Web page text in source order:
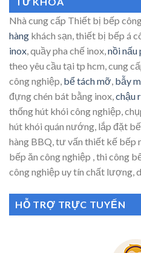
Nhà cung cấp Thiết bị bếp
hàng khách sạn, thiết bị bếp á
inox , quầy pha chế inox, nồi nấu
theo yêu cầu tại tp hcm, cung
công nghiệp, bể tách mỡ bẫy
đựng chén bát bằng inox, chậu
thống hút khói công nghiệp,
hút khói quán nướng, lắp đặt
hàng BBQ, tư vấn thiết kế bếp
bếp ăn công nghiệp , thi công
công nghiệp uy tín chất lượng,
HỖ TRỢ TRỰC TUYẾN